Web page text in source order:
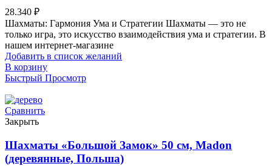
28.340 ₽
Шахматы: Гармония Ума и Стратегии Шахматы — это не
только игра, это искусство взаимодействия ума и стратегии. В
нашем интернет-магазине
Добавить в список желаний
В корзину
Быстрый Просмотр
Сравнить
Закрыть
Шахматы «Большой Замок» 50 см, Madon
(деревянные, Польша)